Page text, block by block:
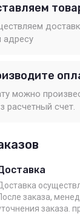
адресу
можно
расчетный счет.
заказа,
заказа.